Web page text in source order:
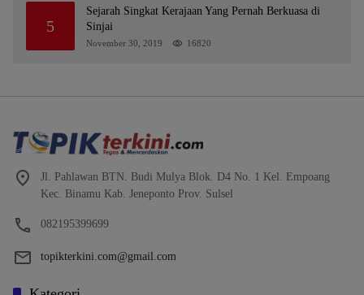
OJK Kalsel : Bertemu Tanggal 11
5
Sejarah Singkat Kerajaan Yang Pernah Berkuasa di
Sinjai
November 30, 2019 16820
Jl. Pahlawan BTN. Budi Mulya Blok. D4 No. 1 Kel. Empoang
Kec. Binamu Kab. Jeneponto Prov. Sulsel
082195399699
topikterkini.com@gmail.com